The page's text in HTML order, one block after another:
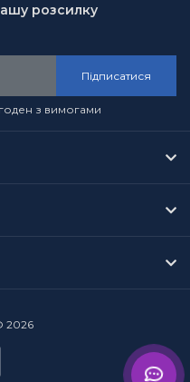
розсилку
Підписатися
з вимогами
2026